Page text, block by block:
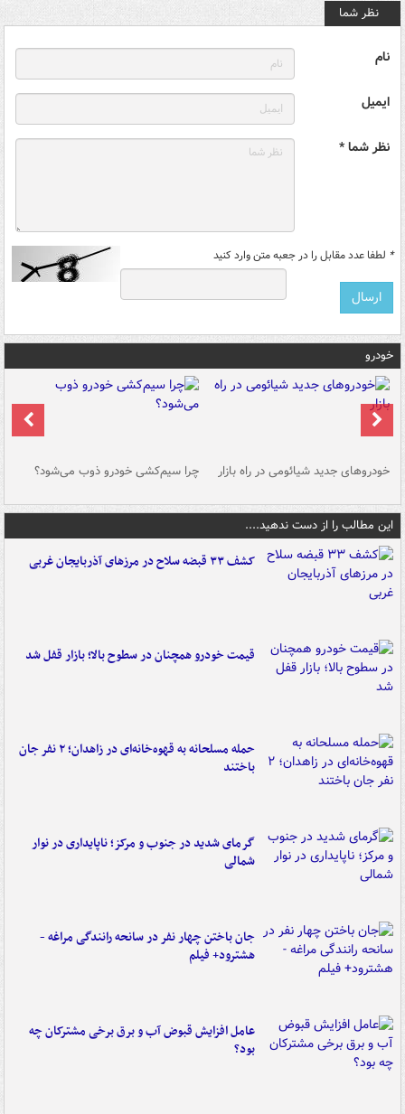
نظر شما
نام
ایمیل
نظر شما *
* لطفا عدد مقابل را در جعبه متن وارد کنید
خودرو
خودروهای جدید شیائومی در راه بازار چرا سیم‌کشی خودرو ذوب می‌شود؟
این مطالب را از دست ندهید....
کشف ۳۳ قبضه سلاح در مرزهای آذربایجان غربی
قیمت خودرو همچنان در سطوح بالا؛ بازار قفل شد
حمله مسلحانه به قهوه‌خانه‌ای در زاهدان؛ ۲ نفر جان
باختند
گرمای شدید در جنوب و مرکز؛ ناپایداری در نوار
شمالی
جان باختن چهار نفر در سانحه رانندگی مراغه -
هشترود+ فیلم
عامل افزایش قبوض آب و برق برخی مشترکان چه
بود؟